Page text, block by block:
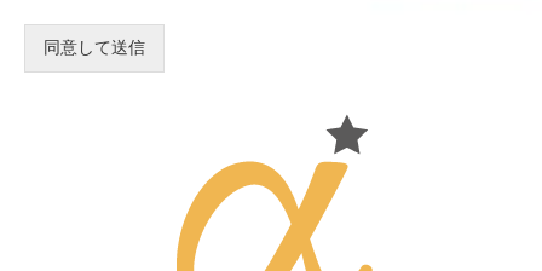
同意して送信